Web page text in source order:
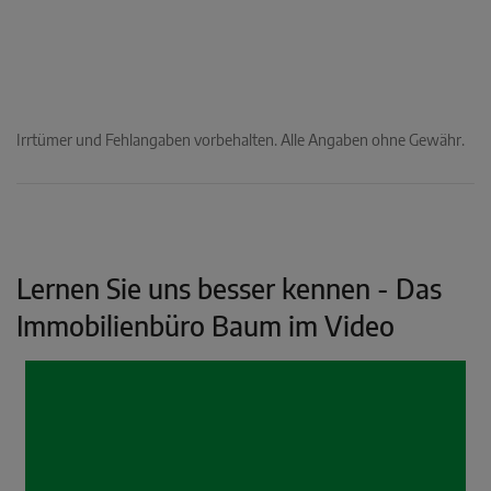
Irrtümer und Fehlangaben vorbehalten. Alle Angaben ohne Gewähr.
Lernen Sie uns besser kennen - Das
Immobilienbüro Baum im Video